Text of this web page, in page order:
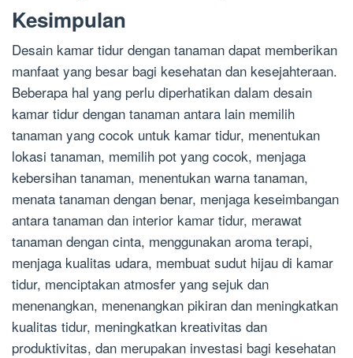
Kesimpulan
Desain kamar tidur dengan tanaman dapat memberikan
manfaat yang besar bagi kesehatan dan kesejahteraan.
Beberapa hal yang perlu diperhatikan dalam desain
kamar tidur dengan tanaman antara lain memilih
tanaman yang cocok untuk kamar tidur, menentukan
lokasi tanaman, memilih pot yang cocok, menjaga
kebersihan tanaman, menentukan warna tanaman,
menata tanaman dengan benar, menjaga keseimbangan
antara tanaman dan interior kamar tidur, merawat
tanaman dengan cinta, menggunakan aroma terapi,
menjaga kualitas udara, membuat sudut hijau di kamar
tidur, menciptakan atmosfer yang sejuk dan
menenangkan, menenangkan pikiran dan meningkatkan
kualitas tidur, meningkatkan kreativitas dan
produktivitas, dan merupakan investasi bagi kesehatan